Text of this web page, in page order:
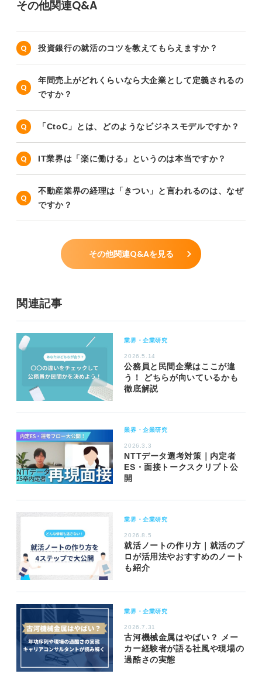
その他関連Q&A
投資銀行の就活のコツを教えてもらえますか？
年間売上がどれくらいなら大企業として定義されるの
ですか？
「CtoC」とは、どのようなビジネスモデルですか？
IT業界は「楽に働ける」というのは本当ですか？
不動産業界の経理は「きつい」と言われるのは、なぜ
ですか？
その他関連Q&Aを見る
関連記事
業界・企業研究
2026.5.14
公務員と民間企業はここが違
う！ どちらが向いているかも
徹底解説
業界・企業研究
2026.3.3
NTTデータ選考対策｜内定者
ES・面接トークスクリプト公
開
業界・企業研究
2026.8.5
就活ノートの作り方｜就活のプ
ロが活用法やおすすめのノート
も紹介
業界・企業研究
2026.7.31
古河機械金属はやばい？ メー
カー経験者が語る社風や現場の
過酷さの実態